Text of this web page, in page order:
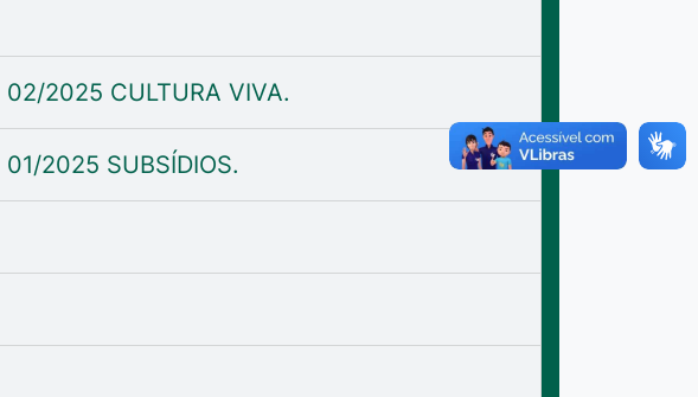
2025 CULTURA VIVA.
2025 SUBSÍDIOS.